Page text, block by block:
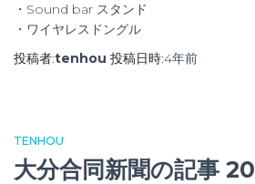
・Sound bar スタンド
・ワイヤレスドングル
投稿者:tenhou 投稿日時:4年前
TENHOU
大分合同新聞の記事